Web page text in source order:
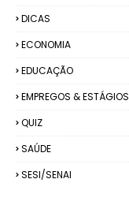
DICAS
ECONOMIA
EDUCAÇÃO
EMPREGOS & ESTÁGIOS
QUIZ
SAÚDE
SESI/SENAI